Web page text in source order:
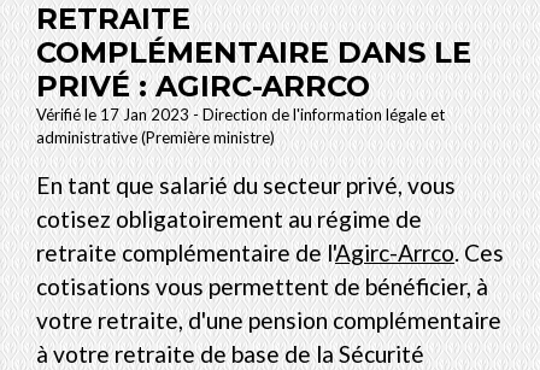
RETRAITE
COMPLÉMENTAIRE DANS LE
PRIVÉ : AGIRC-ARRCO
Vérifié le 17 Jan 2023 - Direction de l'information légale et
administrative (Première ministre)
En tant que salarié du secteur privé, vous
cotisez obligatoirement au régime de
retraite complémentaire de l'Agirc-Arrco. Ces
cotisations vous permettent de bénéficier, à
votre retraite, d'une pension complémentaire
à votre retraite de base de la Sécurité